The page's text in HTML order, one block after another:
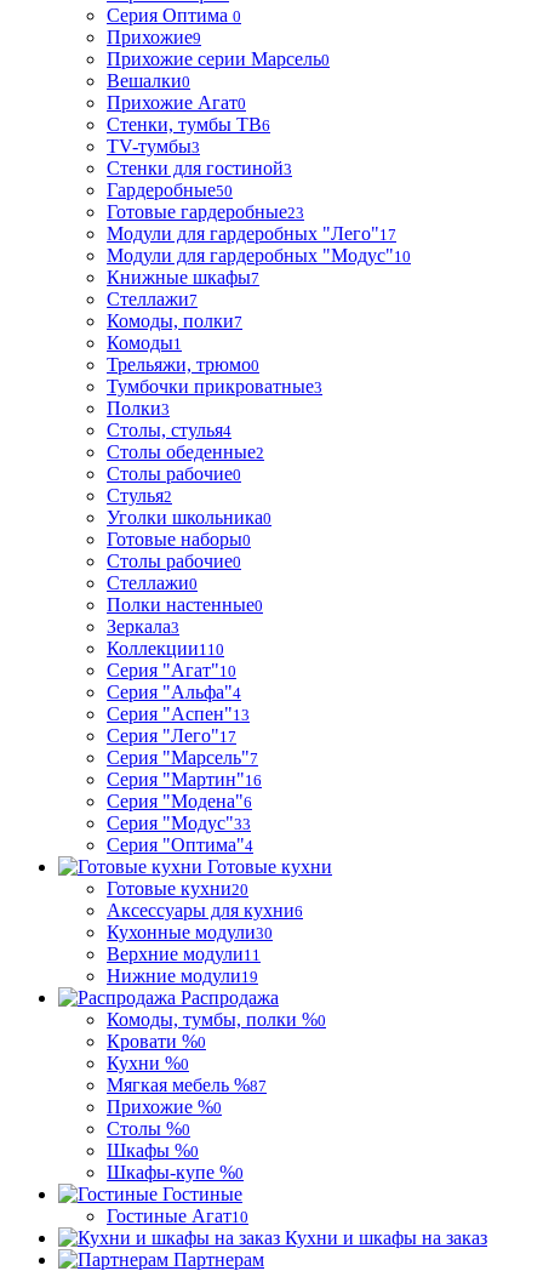
Серия Оптима 0
Прихожие9
Прихожие серии Марсель0
Вешалки0
Прихожие Агат0
Стенки, тумбы ТВ6
TV-тумбы3
Стенки для гостиной3
Гардеробные50
Готовые гардеробные23
Модули для гардеробных "Лего"17
Модули для гардеробных "Модус"10
Книжные шкафы7
Стеллажи7
Комоды, полки7
Комоды1
Трельяжи, трюмо0
Тумбочки прикроватные3
Полки3
Столы, стулья4
Столы обеденные2
Столы рабочие0
Стулья2
Уголки школьника0
Готовые наборы0
Столы рабочие0
Стеллажи0
Полки настенные0
Зеркала3
Коллекции110
Серия "Агат"10
Серия "Альфа"4
Серия "Аспен"13
Серия "Лего"17
Серия "Марсель"7
Серия "Мартин"16
Серия "Модена"6
Серия "Модус"33
Серия "Оптима"4
Готовые кухни
Готовые кухни20
Аксессуары для кухни6
Кухонные модули30
Верхние модули11
Нижние модули19
Распродажа
Комоды, тумбы, полки %0
Кровати %0
Кухни %0
Мягкая мебель %87
Прихожие %0
Столы %0
Шкафы %0
Шкафы-купе %0
Гостиные
Гостиные Агат10
Кухни и шкафы на заказ
Партнерам